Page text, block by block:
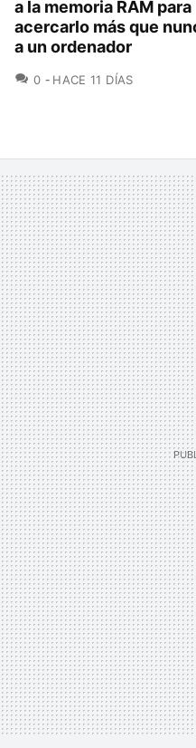
a la memoria RAM para
acercarlo más que
a un ordenador
0 COMENTARIOS
HACE 11 DÍAS